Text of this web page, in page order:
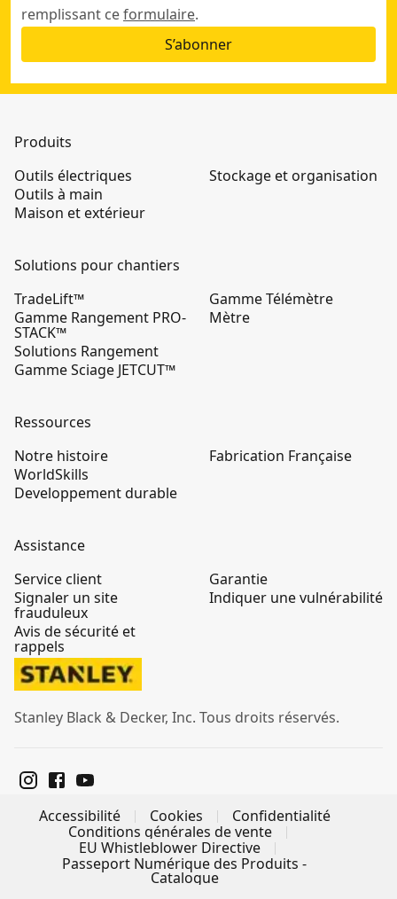
remplissant ceformulaire.
S’abonner
Produits
Outils électriques
Outils à main
Maison et extérieur
Stockage et organisation
Solutions pour chantiers
TradeLift™
Gamme Rangement PRO-
STACK™
Solutions Rangement
Gamme Sciage JETCUT™
Gamme Télémètre
Mètre
Ressources
Notre histoire
WorldSkills
Developpement durable
Fabrication Française
Assistance
Service client
Signaler un site
frauduleux
Avis de sécurité et
rappels
Garantie
Indiquer une vulnérabilité
Stanley Black & Decker, Inc. Tous droits réservés.
Accessibilité Cookies
Confidentialité
Conditions générales de vente
EU Whistleblower Directive
Passeport Numérique des Produits -
Catalogue